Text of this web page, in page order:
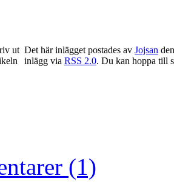
ut Det här inlägget postades av Jojsan
inlägg via RSS 2.0. Du kan hoppa till
(1)